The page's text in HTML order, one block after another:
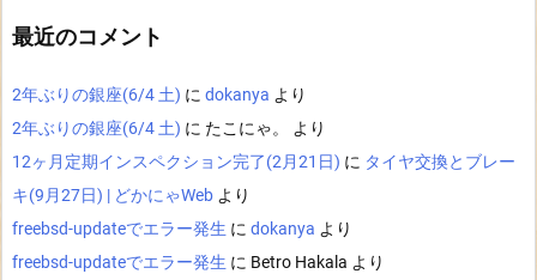
最近のコメント
2年ぶりの銀座(6/4 土) に dokanya より
2年ぶりの銀座(6/4 土) に たこにゃ。
より
12ヶ月定期インスペクション完了(2月21日) に タイヤ交換とブレー
キ(9月27日) | どかにゃWeb より
freebsd-updateでエラー発生 に dokanya より
freebsd-updateでエラー発生 に Betro Hakala より